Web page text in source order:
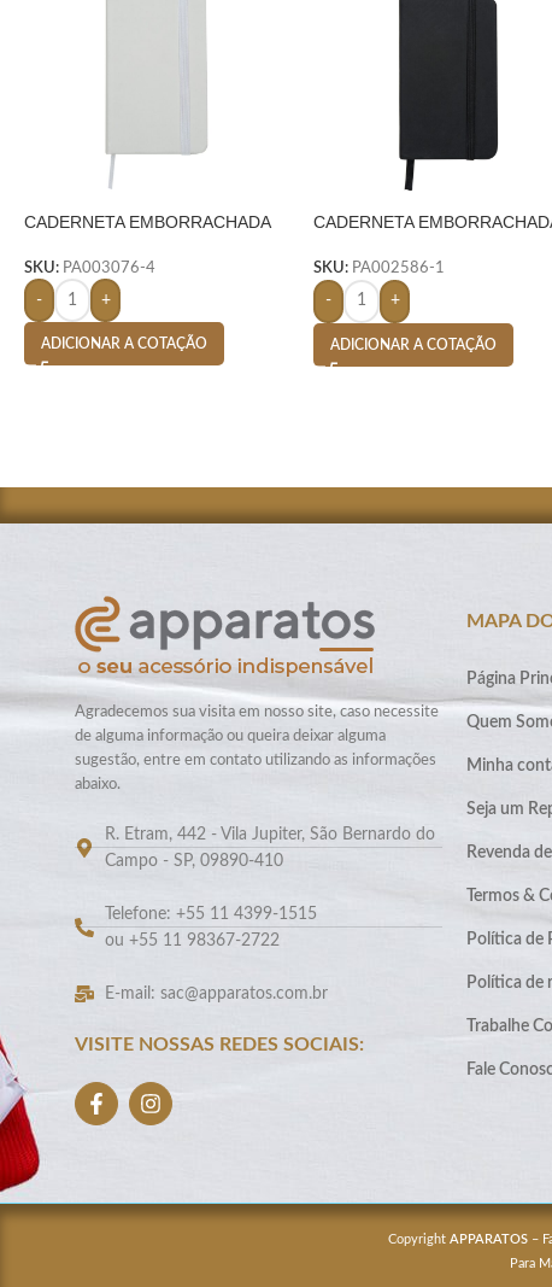
CADERNETA EMBORRACHADA
SKU: PA003076-4
- +
ADICIONAR A COTAÇÃO
CADERNETA
SKU: PA002586-1
- +
ADICIONAR A COTAÇÃO
Agradecemos sua visita em nosso site, caso necessite
de alguma informação ou queira deixar alguma
sugestão, entre em contato utilizando as informações
abaixo.
R. Etram, 442 - Vila Jupiter, São Bernardo do
Campo - SP, 09890-410
Telefone: +55 11 4399-1515
ou +55 11 98367-2722
E-mail: sac@apparatos.com.br
VISITE NOSSAS REDES SOCIAIS:
MAPA
Página
Quem
Minha
Seja um
Revenda
Termos &
Política de
Política de
Trabalhe
Fale
Copyright APPARATOS –
Para